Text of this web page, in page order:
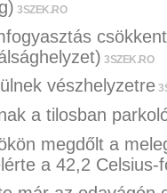
3SZEK.RO
3SZEK.RO
vészhelyzetre
a tilosban
megdőlt a
a 42,2 Celsius-